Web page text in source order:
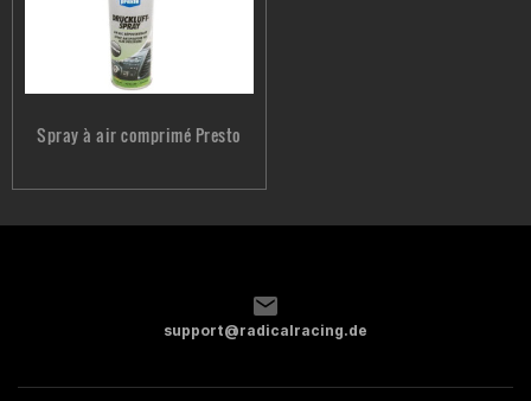
Spray à air comprimé Presto
support@radicalracing.de